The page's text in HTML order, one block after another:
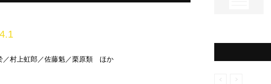
4.1
／村上虹郎／佐藤魁／栗原類 ほか